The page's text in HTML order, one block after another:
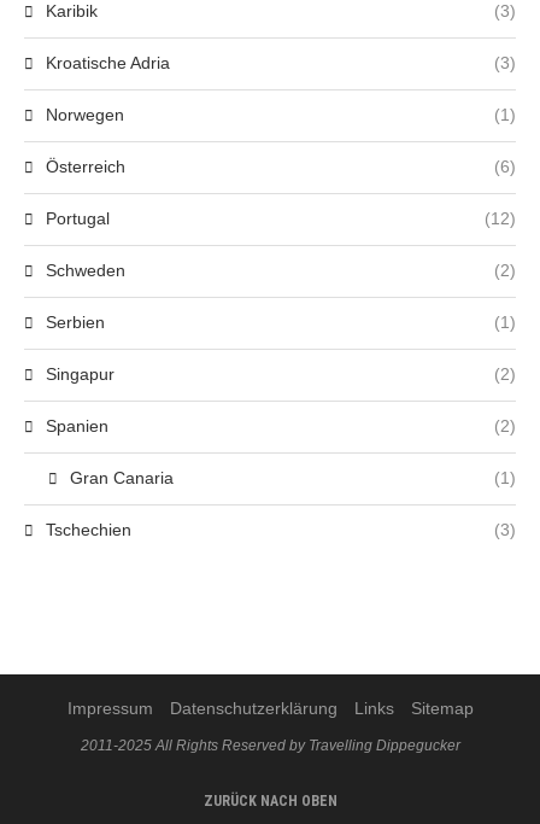
Karibik (3)
Kroatische Adria (3)
Norwegen (1)
Österreich (6)
Portugal (12)
Schweden (2)
Serbien (1)
Singapur (2)
Spanien (2)
Gran Canaria (1)
Tschechien (3)
Impressum Datenschutzerklärung Links Sitemap
2011-2025 All Rights Reserved by Travelling Dippegucker
ZURÜCK NACH OBEN